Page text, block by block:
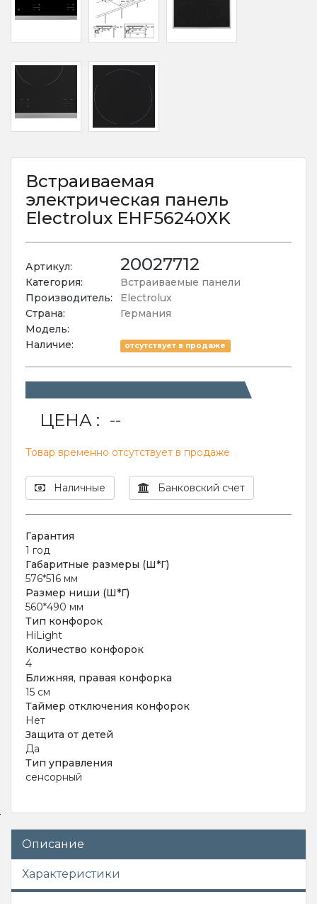
Встраиваемая
электрическая панель
Electrolux EHF56240ХK
Артикул: 20027712
Категория:
Встраиваемые панели
Производитель:
Electrolux
Страна:
Германия
Модель:
Наличие:
отсутствует в продаже
ЦЕНА : --
Товар временно отсутствует в продаже
Наличные Банковский счет
Гарантия
1 год
Габаритные размеры (Ш*Г)
576*516 мм
Размер ниши (Ш*Г)
560*490 мм
Тип конфорок
HiLight
Количество конфорок
4
Ближняя, правая конфорка
15 см
Таймер отключения конфорок
Нет
Защита от детей
Да
Тип управления
сенсорный
Описание
Характеристики